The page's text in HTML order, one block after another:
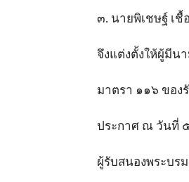
๓. นายพิเชษฐ์ เชื้
จึงแต่งตั้งให้ผู้มีน
มาตรา ๑๑๖ ของ
ประกาศ ณ วันที่
ผู้รับสนองพระบร